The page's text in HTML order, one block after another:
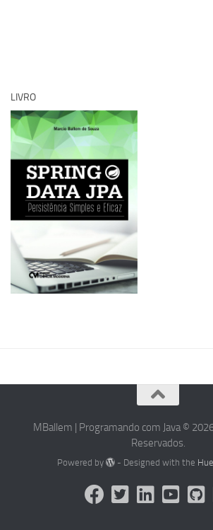
LIVRO
MBallem | Programando com Java ©
Reservados.
Powered by - Designed with the